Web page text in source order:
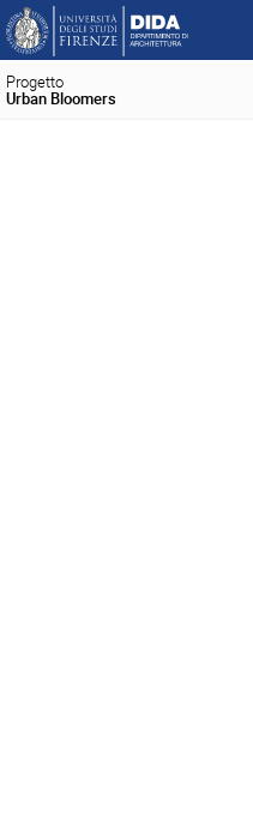
Progetto
Urban Bloomers